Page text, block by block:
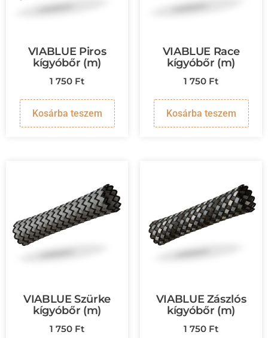
VIABLUE Piros
kígyóbőr (m)
1 750 Ft
Kosárba teszem
VIABLUE Race
kígyóbőr (m)
1 750 Ft
Kosárba teszem
VIABLUE Szürke
kígyóbőr (m)
1 750 Ft
VIABLUE Zászlós
kígyóbőr (m)
1 750 Ft